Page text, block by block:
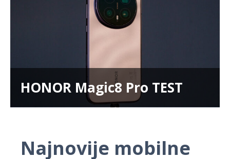
HONOR Magic8 Pro TEST
Najnovije mobilne